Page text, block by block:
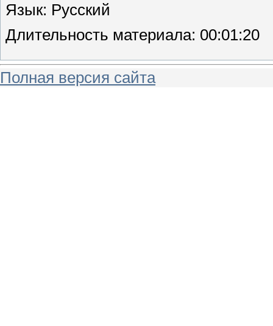
Язык: Русский
Длительность материала: 00:01:20
Полная версия сайта